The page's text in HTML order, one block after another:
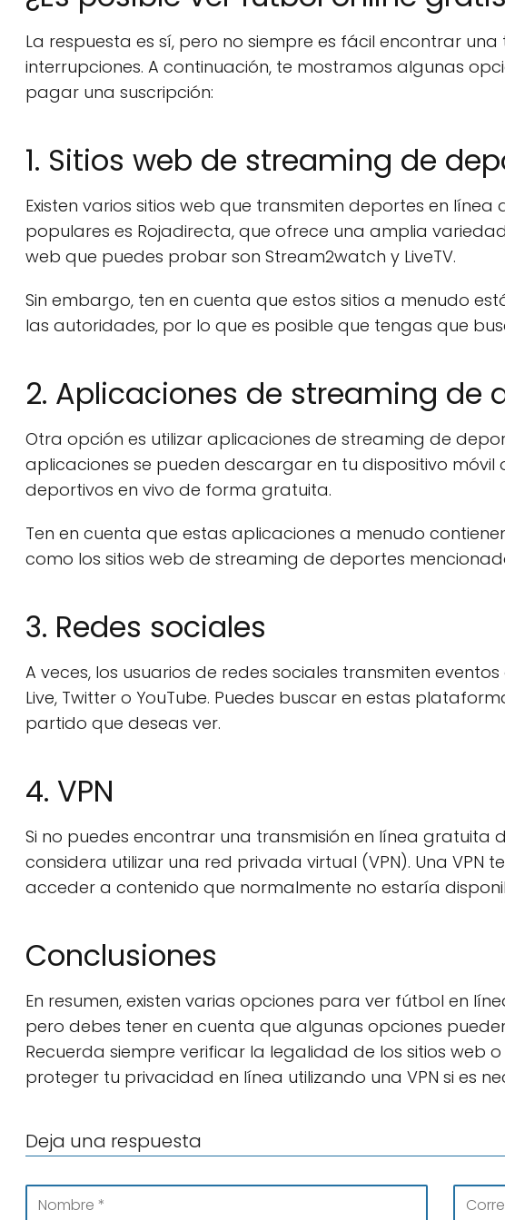
La respuesta es sí, pero no siempre es fácil encontrar
interrupciones. A continuación, te mostramos algunas
pagar una suscripción:
1. Sitios web de streaming de
Existen varios sitios web que transmiten deportes en
populares es Rojadirecta, que ofrece una amplia
web que puedes probar son Stream2watch y LiveTV.
Sin embargo, ten en cuenta que estos sitios a menudo
las autoridades, por lo que es posible que tengas que
2. Aplicaciones de streaming de
Otra opción es utilizar aplicaciones de streaming de
aplicaciones se pueden descargar en tu dispositivo
deportivos en vivo de forma gratuita.
Ten en cuenta que estas aplicaciones a menudo
como los sitios web de streaming de deportes
3. Redes sociales
A veces, los usuarios de redes sociales transmiten
Live, Twitter o YouTube. Puedes buscar en estas
partido que deseas ver.
4. VPN
Si no puedes encontrar una transmisión en línea gratuita
considera utilizar una red privada virtual (VPN). Una VPN
acceder a contenido que normalmente no estaría
Conclusiones
En resumen, existen varias opciones para ver fútbol en
pero debes tener en cuenta que algunas opciones
Recuerda siempre verificar la legalidad de los sitios web
proteger tu privacidad en línea utilizando una VPN si es
Deja una respuesta